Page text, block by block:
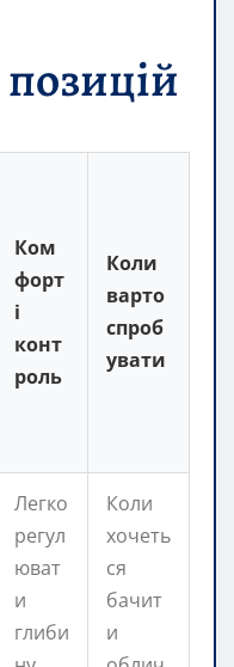
Ком
форт
і
конт
роль
Коли
варто
спроб
увати
Легко
регул
юват
и
глиби
Коли
хочеть
ся
бачит
и